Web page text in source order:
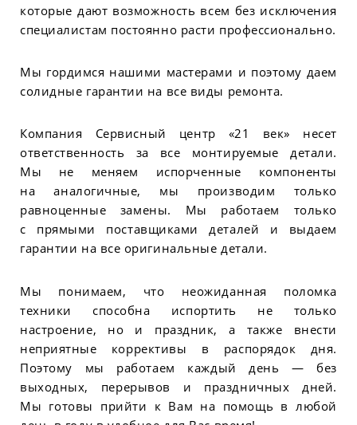
которые дают возможность всем без исключения
специалистам постоянно расти профессионально.
Мы гордимся нашими мастерами и поэтому даем
солидные гарантии на все виды ремонта.
Компания Сервисный центр «21 век» несет
ответственность за все монтируемые детали.
Мы не меняем испорченные компоненты
на аналогичные, мы производим только
равноценные замены. Мы работаем только
с прямыми поставщиками деталей и выдаем
гарантии на все оригинальные детали.
Мы понимаем, что неожиданная поломка
техники способна испортить не только
настроение, но и праздник, а также внести
неприятные коррективы в распорядок дня.
Поэтому мы работаем каждый день — без
выходных, перерывов и праздничных дней.
Мы готовы прийти к Вам на помощь в любой